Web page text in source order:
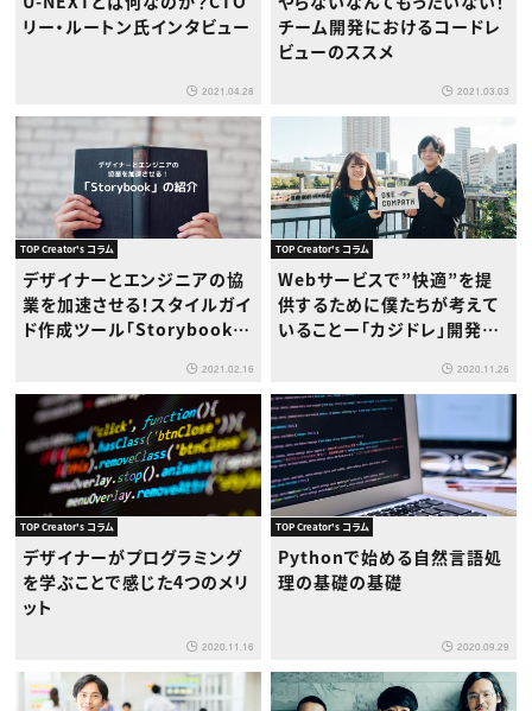
リー・ルートン氏インタビュー
2021.04.28
チーム開発におけるコードレ
ビューのススメ
2021.03.03
TOP Creator's コラム
デザイナーとエンジニアの協
業を加速させる！スタイルガイ
ド作成ツール「Storybook」
2021.02.16
TOP Creator's コラム
Webサービスで”快適”を提
供するために僕たちが考えて
いることー「カジドレ」開発チ
2020.11.26
TOP Creator's コラム
デザイナーがプログラミング
を学ぶことで感じた4つのメリ
ット
2020.11.16
TOP Creator's コラム
Pythonで始める自然言語処
理の基礎の基礎
2020.09.29